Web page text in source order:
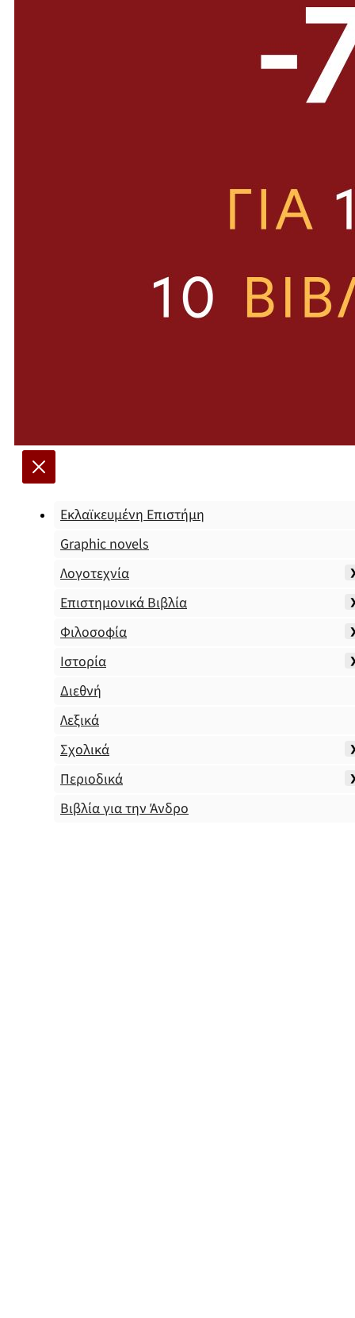
Εκλαϊκευμένη Επιστήμη
Graphic novels
Λογοτεχνία
Επιστημονικά Βιβλία
Φιλοσοφία
Ιστορία
Διεθνή
Λεξικά
Σχολικά
Περιοδικά
Βιβλία για την Άνδρο